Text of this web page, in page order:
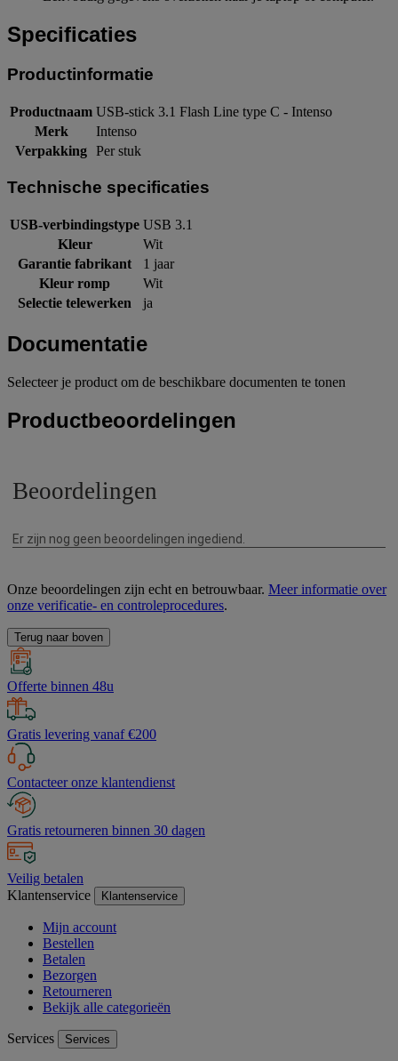
Specificaties
Productinformatie
Productnaam USB-stick 3.1 Flash Line type C - Intenso
Merk
Intenso
Verpakking Per stuk
Technische specificaties
USB-verbindingstype USB 3.1
Kleur
Wit
Garantie fabrikant
1 jaar
Kleur romp
Wit
Selectie telewerken
ja
Documentatie
Selecteer je product om de beschikbare documenten te tonen
Productbeoordelingen
Onze beoordelingen zijn echt en betrouwbaar. Meer informatie over
onze verificatie- en controleprocedures.
Terug naar boven
Offerte binnen 48u
Gratis levering vanaf €200
Contacteer onze klantendienst
Gratis retourneren binnen 30 dagen
Veilig betalen
Klantenservice
Klantenservice
Mijn account
Bestellen
Betalen
Bezorgen
Retourneren
Bekijk alle categorieën
Services Services